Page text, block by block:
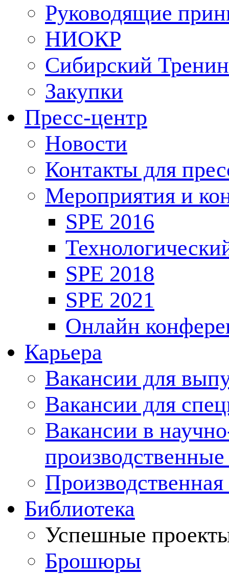
Руководящие
НИОКР
Сибирский
Закупки
Пресс-центр
Новости
Контакты для
Мероприятия и
SPE 2016
SPE 2018
SPE 2021
Онлайн
Карьера
Вакансии для
Вакансии для
Вакансии в
Производственная
Библиотека
Успешные
Брошюры